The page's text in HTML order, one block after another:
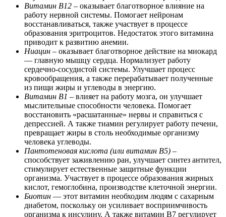
Витамин В12 – оказывает благотворное влияние на
работу нервной системы. Помогает нейронам
восстанавливаться, также участвует в процессе
образования эритроцитов. Недостаток этого витамина
приводит к развитию анемии.
Ниацин – оказывает благотворное действие на миокард
— главную мышцу сердца. Нормализует работу
сердечно-сосудистой системы. Улучшает процесс
кровообращения, а также перерабатывает полученные
из пищи жиры и углеводы в энергию.
Витамин В1 – влияет на работу мозга, он улучшает
мыслительные способности человека. Помогает
восстановить «расшатанные» нервы и справиться с
депрессией. А также тиамин регулирует работу печени,
превращает жиры в столь необходимые организму
человека углеводы.
Пантотеновая кислота (или витамин B5) –
способствует заживлению ран, улучшает синтез антител,
стимулирует естественные защитные функции
организма. Участвует в процессе образования жирных
кислот, гемоглобина, производстве клеточной энергии.
Биотин — этот витамин необходим людям с сахарным
диабетом, поскольку он усиливает восприимчивость
организма к инсулину. А также витамин B7 регулирует